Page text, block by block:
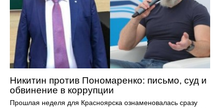
Никитин против Пономаренко: письмо, суд и
обвинение в коррупции
Прошлая неделя для Красноярска ознаменовалась сразу